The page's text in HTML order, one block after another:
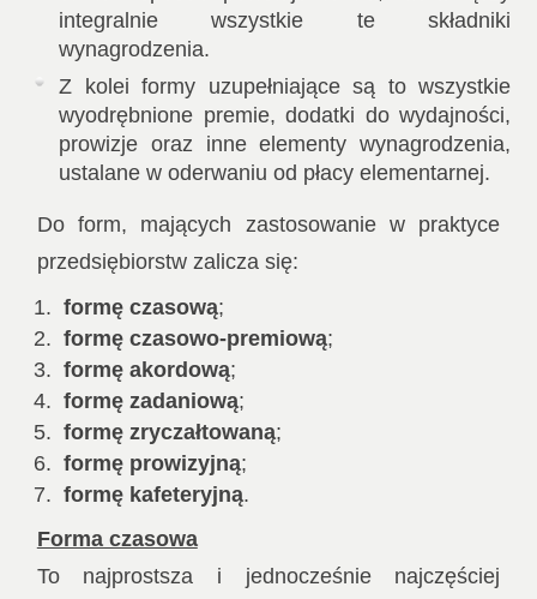
integralnie wszystkie te składniki
wynagrodzenia.
Z kolei formy uzupełniające są to wszystkie
wyodrębnione premie, dodatki do wydajności,
prowizje oraz inne elementy wynagrodzenia,
ustalane w oderwaniu od płacy elementarnej.
Do form, mających zastosowanie w praktyce
przedsiębiorstw zalicza się:
formę czasową;
formę czasowo-premiową;
formę akordową;
formę zadaniową;
formę zryczałtowaną;
formę prowizyjną;
formę kafeteryjną.
Forma czasowa
To najprostsza i jednocześnie najczęściej